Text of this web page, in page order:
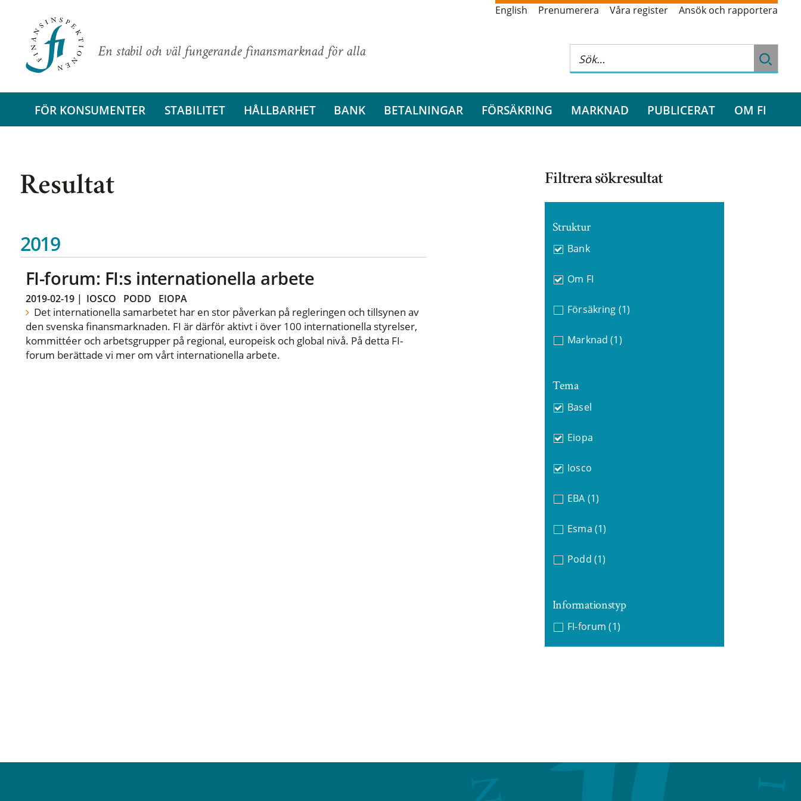
En stabil och väl fungerande finansmarknad för alla
English Prenumerera Våra register Ansök och rapportera
FÖR KONSUMENTER STABILITET HÅLLBARHET BANK BETALNINGAR FÖRSÄKRING MARKNAD PUBLICERAT OM FI
Resultat
2019
FI-forum: FI:s internationella arbete
2019-02-19| IOSCO PODD EIOPA
Det internationella samarbetet har en stor påverkan på regleringen och tillsynen av
den svenska finansmarknaden. FI är därför aktivt i över 100 internationella styrelser,
kommittéer och arbetsgrupper på regional, europeisk och global nivå. På detta FI-
forum berättade vi mer om vårt internationella arbete.
Filtrera sökresultat
Struktur
Bank
Om FI
Försäkring (1)
Marknad (1)
Tema
Basel
Eiopa
Iosco
EBA (1)
Esma (1)
Podd (1)
Informationstyp
FI-forum (1)